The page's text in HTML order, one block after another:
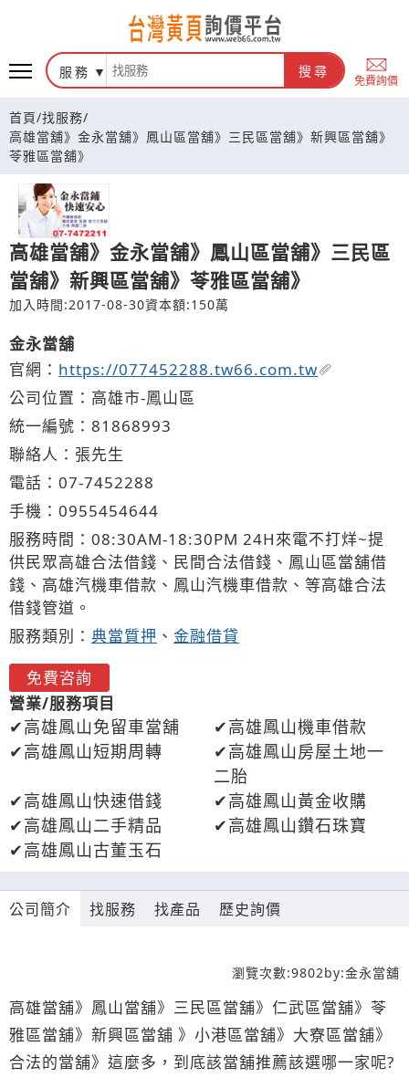
台灣黃頁詢價平台
服務 搜尋
免費詢價
首頁/找服務/
高雄當舖》金永當舖》鳳山區當舖》三民區當舖》新興區當舖》
苓雅區當舖》
高雄當舖》金永當舖》鳳山區當舖》三民區
當舖》新興區當舖》苓雅區當舖》
加入時間:2017-08-30資本額:150萬
金永當舖
官網： https://077452288.tw66.com.tw
公司位置：高雄市-鳳山區
統一編號：81868993
聯絡人：張先生
電話： 07-7452288
手機： 0955454644
服務時間：08:30AM-18:30PM 24H來電不打烊~提
供民眾高雄合法借錢、民間合法借錢、鳳山區當舖借
錢、高雄汽機車借款、鳳山汽機車借款、等高雄合法
借錢管道。
服務類別： 典當質押 、 金融借貸
免費咨詢
營業/服務項目
高雄鳳山免留車當舖
高雄鳳山機車借款
高雄鳳山短期周轉
高雄鳳山房屋土地一
二胎
高雄鳳山快速借錢
高雄鳳山黃金收購
高雄鳳山二手精品
高雄鳳山鑽石珠寶
高雄鳳山古董玉石
公司簡介 找服務 找產品 歷史詢價
瀏覽次數:9802by:金永當舖
高雄當舖》鳳山當舖》三民區當舖》仁武區當舖》苓
雅區當舖》新興區當舖 》小港區當舖》大寮區當舖》
合法的當舖》這麼多，到底該當舖推薦該選哪一家呢?